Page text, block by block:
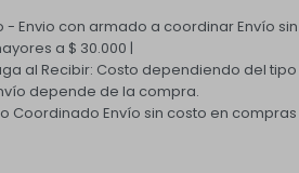
- Envio con armado a coordinarEnvío
a $ 30.000 |
al Recibir: Costo dependiendo del
depende de la compra.
Coordinado Envío sin costo en